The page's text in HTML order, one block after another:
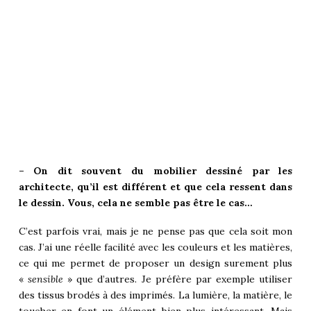
– On dit souvent du mobilier dessiné par les
architecte, qu’il est différent et que cela ressent dans
le dessin. Vous, cela ne semble pas être le cas…
C’est parfois vrai, mais je ne pense pas que cela soit mon
cas. J’ai une réelle facilité avec les couleurs et les matières,
ce qui me permet de proposer un design surement plus
«sensible » que d’autres. Je préfère par exemple utiliser
des tissus brodés à des imprimés. La lumière, la matière, le